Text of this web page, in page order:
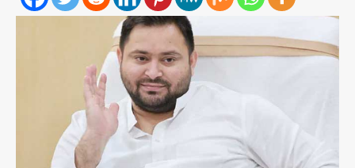
हिमाचल में मानसून का कहर: 145 सड़कें बंद,
224 ट्रांसफार्मर ठप, 798 करोड़ रुपये का
नुकसान
Team JHJ
नशे के कारोबार में कुछ पुलिस वालों ने किया था
इन्वेस्ट, प्रॉफिट के साथ लेते थे ब्याज!
jai hind janab